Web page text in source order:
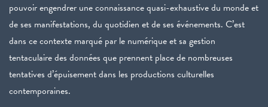
pouvoir engendrer une connaissance quasi-exhaustive du monde et
de ses manifestations, du quotidien et de ses événements. C’est
dans ce contexte marqué par le numérique et sa gestion
tentaculaire des données que prennent place de nombreuses
tentatives d’épuisement dans les productions culturelles
contemporaines.